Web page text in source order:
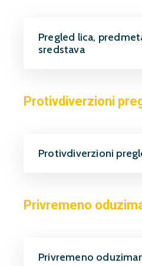
Pregled lica,
sredstava
Protivdiverzioni
Protivdiverzioni
Privremeno
Privremeno